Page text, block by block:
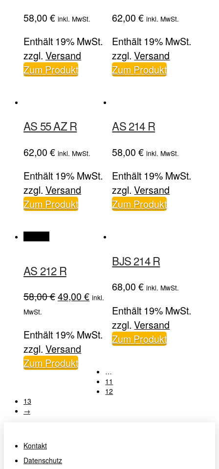
58,00 € inkl. MwSt.
Enthält 19% MwSt.
zzgl. Versand
Zum Produkt
62,00€ inkl. MwSt.
Enthält 19% MwSt.
zzgl.Versand
Zum Produkt
AS 55 AZ R
62,00 € inkl. MwSt.
Enthält 19% MwSt.
zzgl. Versand
Zum Produkt
AS 214 R
58,00€ inkl. MwSt.
Enthält 19% MwSt.
zzgl.Versand
Zum Produkt
AS 212 R
58,00€Ursprünglicher
58,00 €
49,00 €Aktueller
49,00 €.
inkl.
MwSt.
Enthält 19% MwSt.
zzgl. Versand
Zum Produkt
BJS 214 R
68,00€ inkl. MwSt.
Enthält 19% MwSt.
zzgl.Versand
Zum Produkt
…
11
12
13
→
Kontakt
Datenschutz